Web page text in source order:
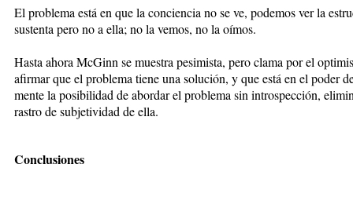
El problema está en que la conciencia no se ve, podemos ver la
sustenta pero no a ella; no la vemos, no la oímos.
Hasta ahora McGinn se muestra pesimista, pero clama por el
afirmar que el problema tiene una solución, y que está en el poder
mente la posibilidad de abordar el problema sin introspección,
rastro de subjetividad de ella.
Conclusiones